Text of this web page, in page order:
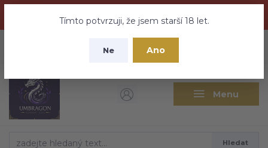
nebuďte vyděšeni zde najdete vše a ještě mnohem víc
Tímto potvrzuji, že jsem starší 18 let.
Ne Ano
Menu
CZK
Hledat